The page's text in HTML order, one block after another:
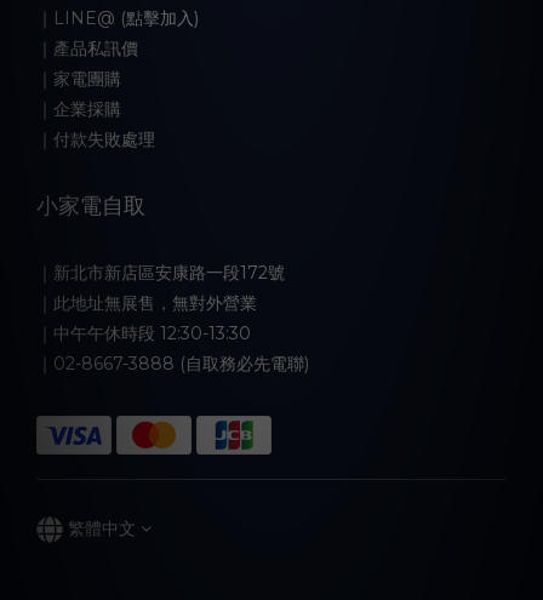
｜LINE@ (點擊加入)
｜產品私訊價
｜家電團購
｜企業採購
｜付款失敗處理
小家電自取
｜新北市新店區安康路一段172號
｜此地址無展售，無對外營業
｜中午午休時段 12:30-13:30
｜02-8667-3888 (自取務必先電聯)
繁體中文